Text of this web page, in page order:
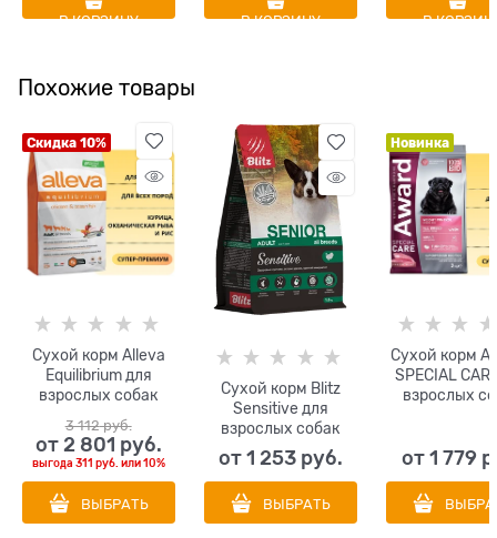
В КОРЗИНУ В КОРЗИНУ В
Похожие товары
Скидка 10%
Сухой корм Alleva
Equilibrium для
взрослых собак
курицей,
океанической
рыбой и рисом All
Day Maintenance
Chicken/Ocean Fish
3 112 руб.
от 2 801 руб.
выгода 311 руб. или10%
ВЫБРАТЬ
Сухой корм Blitz
Sensitive для
взрослых собак
всех пород старше 7
лет с
пищеварением, с
индейкой Adult
от 1 253 руб.
ВЫБРАТЬ
Новинка
Сухой корм
SPECIAL
взрослых
свежим
индейки
от 1 779